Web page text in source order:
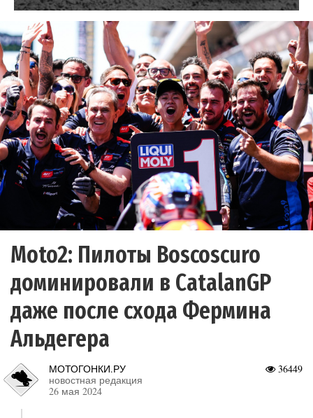
Moto2: Пилоты Boscoscuro
доминировали в CatalanGP
даже после схода Фермина
Альдегера
36449
МОТОГОНКИ.РУ
новостная редакция
26 мая 2024